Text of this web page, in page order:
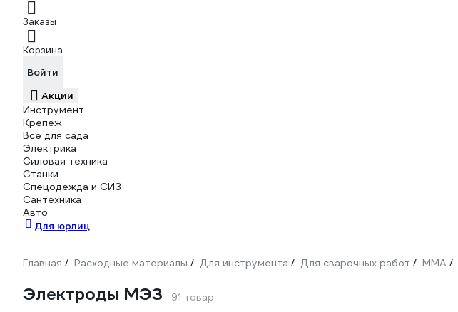
Заказы
Корзина
Войти
Акции
Инструмент
Крепеж
Всё для сада
Электрика
Силовая техника
Станки
Спецодежда и СИЗ
Сантехника
Авто
Для юрлиц
Главная / Расходные материалы / Для инструмента / Для сварочных работ / ММА /
Электроды МЭЗ 91 товар